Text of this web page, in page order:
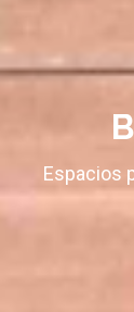
Espacios